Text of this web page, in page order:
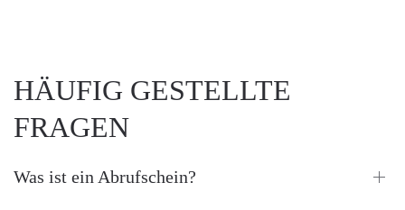
HÄUFIG GESTELLTE
FRAGEN
Was ist ein Abrufschein?